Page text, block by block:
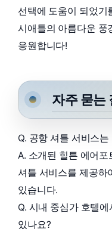
선택에 도움이 되었기
시애틀의 아름다운 풍
응원합니다!
자주 묻는
Q. 공항 셔틀 서비스
A. 소개된 힐튼 에어
셔틀 서비스를 제공하
있습니다.
Q. 시내 중심가 호텔
있나요?